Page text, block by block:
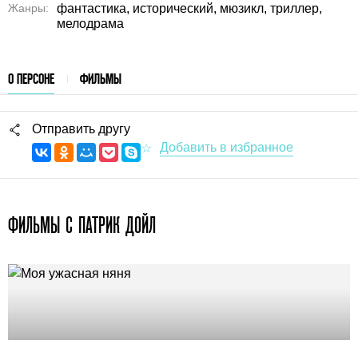
Жанры
фантастика, исторический, мюзикл, триллер,
мелодрама
О ПЕРСОНЕ ФИЛЬМЫ
Отправить другу
ФИЛЬМЫ С ПАТРИК ДОЙЛ